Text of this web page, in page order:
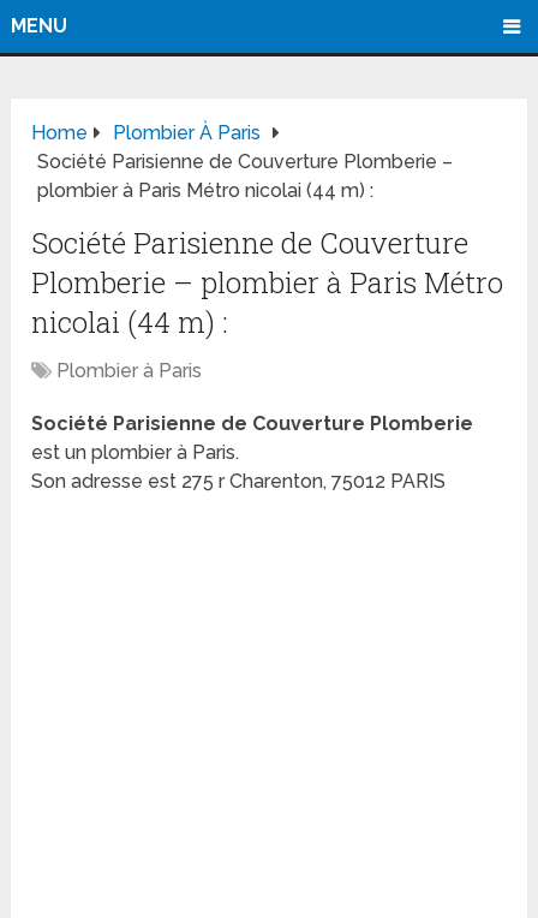
MENU
Home
Plombier À Paris
Société Parisienne de Couverture Plomberie –
plombier à Paris Métro nicolai (44 m) :
Société Parisienne de Couverture
Plomberie – plombier à Paris Métro
nicolai (44 m) :
Plombier à Paris
Société Parisienne de Couverture Plomberie
est un plombier à Paris.
Son adresse est 275 r Charenton, 75012 PARIS